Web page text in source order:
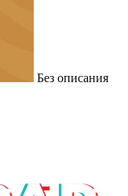
Без описания